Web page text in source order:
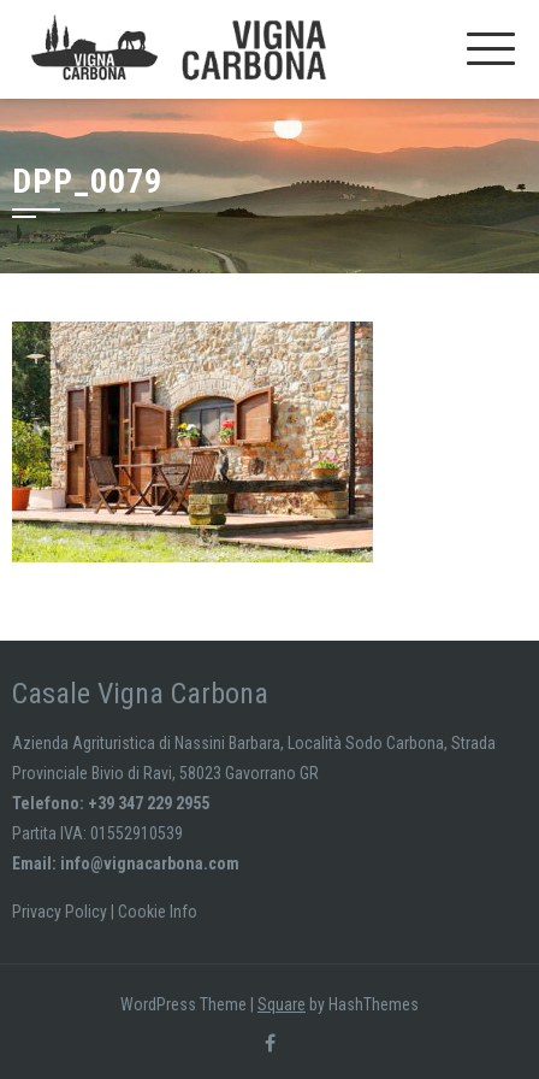
DPP_0079
Casale Vigna Carbona
Azienda Agrituristica di Nassini Barbara, Località Sodo Carbona, Strada
Provinciale Bivio di Ravi, 58023 Gavorrano GR
Telefono: +39 347 229 2955
Partita IVA: 01552910539
Email: info@vignacarbona.com
Privacy Policy Cookie Info
WordPress Theme Square by HashThemes